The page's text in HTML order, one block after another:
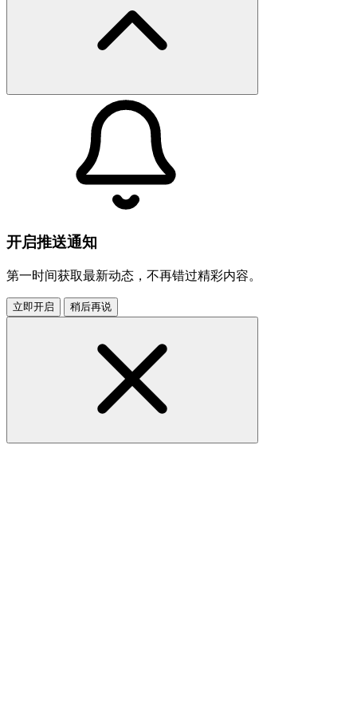
开启推送通知
第一时间获取最新动态，不再错过精彩内容。
立即开启 稍后再说